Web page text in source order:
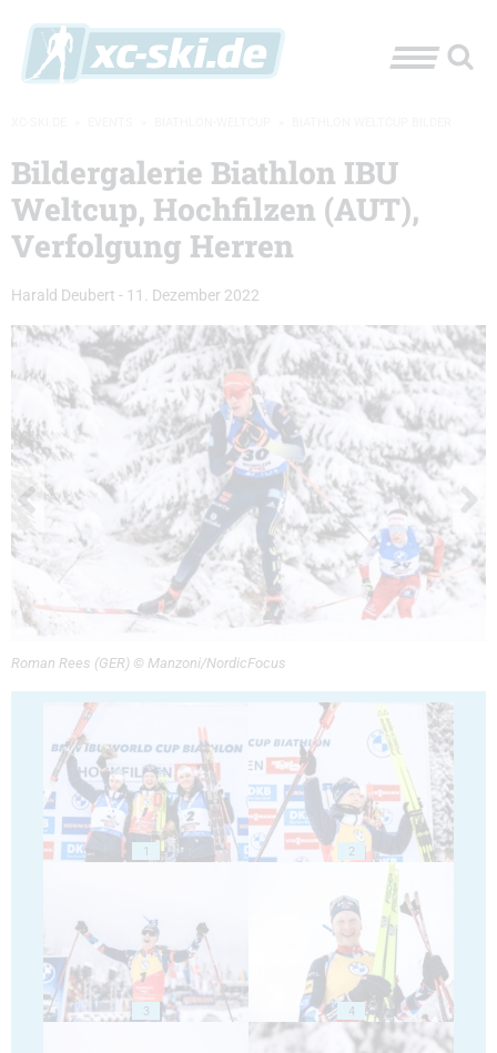
Bildergalerie Biathlon IBU
Weltcup, Hochfilzen (AUT),
Verfolgung Herren
Harald Deubert - 11. Dezember 2022
Roman Rees (GER) © Manzoni/NordicFocus
1 2
3 4